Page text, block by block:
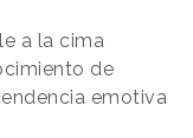
a la cima
de
emotiva